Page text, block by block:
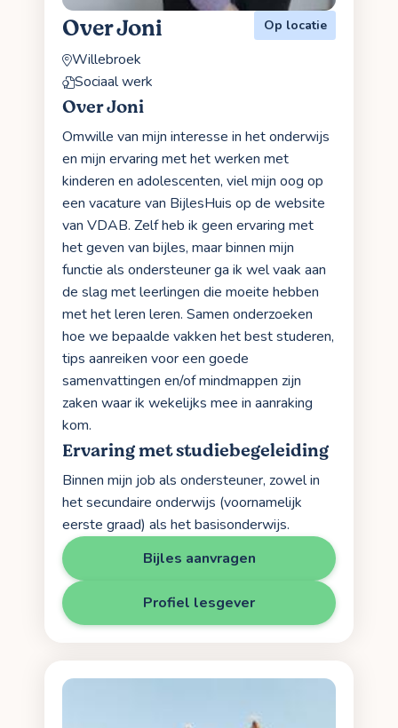
Over Joni Op locatie
Willebroek
Sociaal werk
Over Joni
Omwille van mijn interesse in het onderwijs
en mijn ervaring met het werken met
kinderen en adolescenten, viel mijn oog op
een vacature van BijlesHuis op de website
van VDAB. Zelf heb ik geen ervaring met
het geven van bijles, maar binnen mijn
functie als ondersteuner ga ik wel vaak aan
de slag met leerlingen die moeite hebben
met het leren leren. Samen onderzoeken
hoe we bepaalde vakken het best studeren,
tips aanreiken voor een goede
samenvattingen en/of mindmappen zijn
zaken waar ik wekelijks mee in aanraking
kom.
Ervaring met studiebegeleiding
Binnen mijn job als ondersteuner, zowel in
het secundaire onderwijs (voornamelijk
eerste graad) als het basisonderwijs.
Bijles aanvragen
Profiel lesgever